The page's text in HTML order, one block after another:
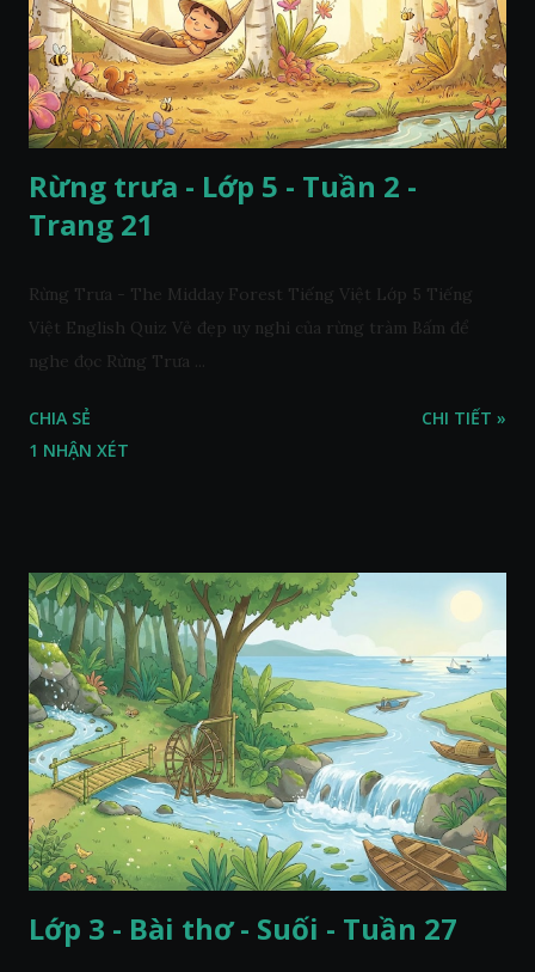
Rừng trưa - Lớp 5 - Tuần 2 -
Trang 21
Rừng Trưa - The Midday Forest Tiếng Việt Lớp 5 Tiếng
Việt English Quiz Vẻ đẹp uy nghi của rừng tràm Bấm để
nghe đọc Rừng Trưa ...
CHIA SẺ
1 NHẬN XÉT
CHI TIẾT »
Lớp 3 - Bài thơ - Suối - Tuần 27